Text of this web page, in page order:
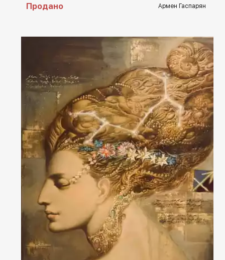
Продано Армен Гаспарян
Домен: